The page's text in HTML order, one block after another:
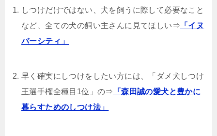
しつけだけではない、犬を飼うに際して必要なこと
など、全ての犬の飼い主さんに見てほしい⇒ 「イヌ
バーシティ」
早く確実にしつけをしたい方には、「ダメ犬しつけ
王選手権全種目1位」の⇒
「森田誠の愛犬と豊かに
暮らすためのしつけ法」